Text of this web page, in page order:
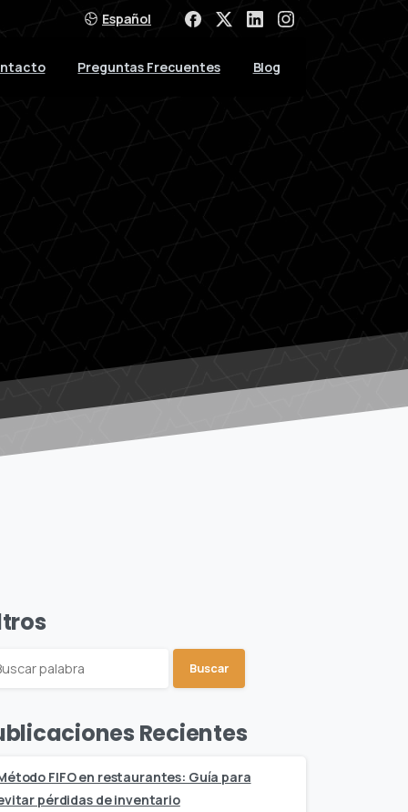
Español
Preguntas Frecuentes Blog
Buscar
Recientes
FIFO en restaurantes: Guía para
pérdidas de inventario